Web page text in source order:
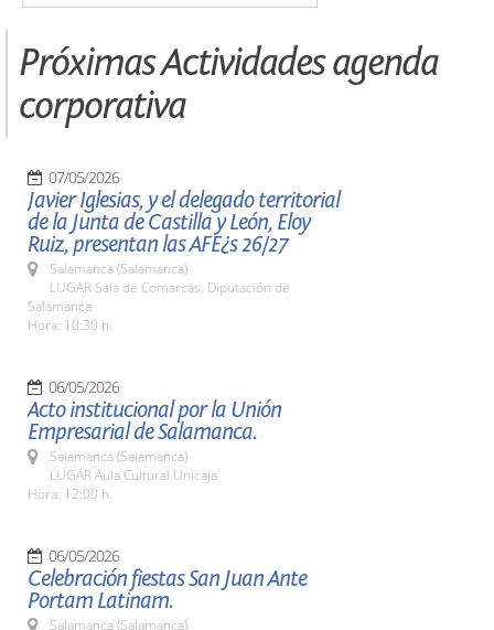
Próximas Actividades agenda
corporativa
07/05/2026
Javier Iglesias, y el delegado territorial
de la Junta de Castilla y León, Eloy
Ruiz, presentan las AFE¿s 26/27
Salamanca (Salamanca)
LUGAR Sala de Comarcas. Diputación de
Salamanca
Hora: 10:30 h.
06/05/2026
Acto institucional por la Unión
Empresarial de Salamanca.
Salamanca (Salamanca)
LUGAR Aula Cultural Unicaja
Hora: 12:00 h.
06/05/2026
Celebración fiestas San Juan Ante
Portam Latinam.
Salamanca (Salamanca)